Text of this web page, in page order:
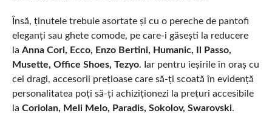
Însă, ținutele trebuie asortate și cu o pereche de pantofi
eleganți sau ghete comode, pe care-i găsești la reducere
la Anna Cori, Ecco, Enzo Bertini, Humanic, Il Passo,
Musette, Office Shoes, Tezyo. Iar pentru ieșirile în oraș cu
cei dragi, accesorii prețioase care să-ți scoată în evidență
personalitatea poți să-ți achiziționezi la prețuri accesibile
la Coriolan, Meli Melo, Paradis, Sokolov, Swarovski.